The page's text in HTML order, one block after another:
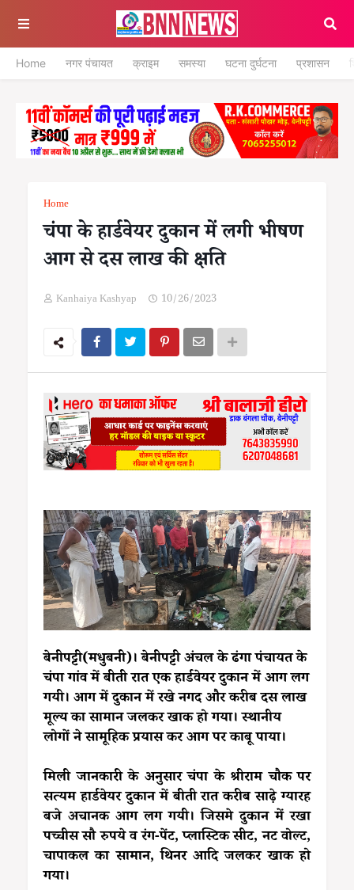
Home नगर पंचायत क्राइम समस्या घटना दुर्घटना प्रशासन
Home
चंपा के हार्डवेयर दुकान में लगी भीषण
आग से दस लाख की क्षति
Kanhaiya Kashyap 10/26/2023
बेनीपट्टी(मधुबनी)। बेनीपट्टी अंचल के ढंगा पंचायत के
चंपा गांव में बीती रात एक हार्डवेयर दुकान में आग लग
गयी। आग में दुकान में रखे नगद और करीब दस लाख
मूल्य का सामान जलकर खाक हो गया। स्थानीय
लोगों ने सामूहिक प्रयास कर आग पर काबू पाया।
मिली जानकारी के अनुसार चंपा के श्रीराम चौक पर
सत्यम हार्डवेयर दुकान में बीती रात करीब साढ़े ग्यारह
बजे अचानक आग लग गयी। जिसमे दुकान में रखा
पच्चीस सौ रुपये व रंग-पेंट, प्लास्टिक सीट, नट वोल्ट,
चापाकल का सामान, थिनर आदि जलकर खाक हो
गया।